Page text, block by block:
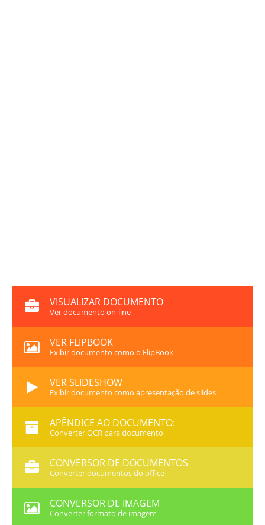
VISUALIZAR DOCUMENTO
Ver documento on-line
VER FLIPBOOK
Exibir documento como o FlipBook
VER SLIDESHOW
Exibir documento como apresentação de slides
APÊNDICE AO DOCUMENTO:
Converter OCR para documento
CONVERSOR DE DOCUMENTOS
Converter documentos do office
CONVERSOR DE IMAGEM
Converter formato de imagem